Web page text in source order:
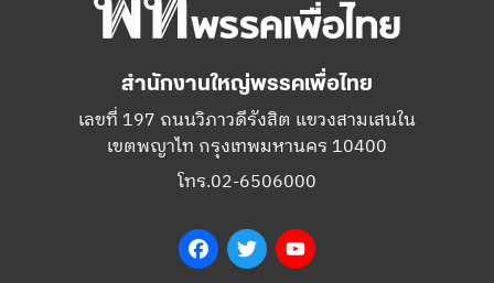
สำนักงานใหญ่พรรคเพื่อไทย
เลขที่ 197 ถนนวิภาวดีรังสิต แขวงสามเสนใน
เขตพญาไท กรุงเทพมหานคร 10400
โทร.02-6506000
FacebookTwitter